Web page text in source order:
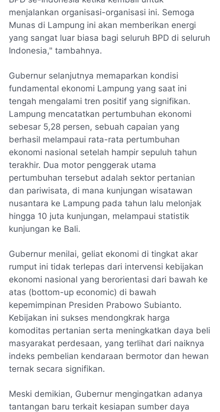
menjalankan organisasi-organisasi ini. Semoga
Munas di Lampung ini akan memberikan energi
yang sangat luar biasa bagi seluruh BPD di seluruh
Indonesia," tambahnya.
​Gubernur selanjutnya memaparkan kondisi
fundamental ekonomi Lampung yang saat ini
tengah mengalami tren positif yang signifikan.
Lampung mencatatkan pertumbuhan ekonomi
sebesar 5,28 persen, sebuah capaian yang
berhasil melampaui rata-rata pertumbuhan
ekonomi nasional setelah hampir sepuluh tahun
terakhir. Dua motor penggerak utama
pertumbuhan tersebut adalah sektor pertanian
dan pariwisata, di mana kunjungan wisatawan
nusantara ke Lampung pada tahun lalu melonjak
hingga 10 juta kunjungan, melampaui statistik
kunjungan ke Bali.
​Gubernur menilai, geliat ekonomi di tingkat akar
rumput ini tidak terlepas dari intervensi kebijakan
ekonomi nasional yang berorientasi dari bawah ke
atas (bottom-up economic) di bawah
kepemimpinan Presiden Prabowo Subianto.
Kebijakan ini sukses mendongkrak harga
komoditas pertanian serta meningkatkan daya beli
masyarakat perdesaan, yang terlihat dari naiknya
indeks pembelian kendaraan bermotor dan hewan
ternak secara signifikan.
​Meski demikian, Gubernur mengingatkan adanya
tantangan baru terkait kesiapan sumber daya